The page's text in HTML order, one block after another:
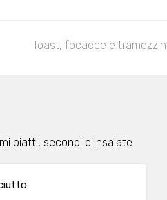
Toast, focacce e
piatti, secondi e insalate